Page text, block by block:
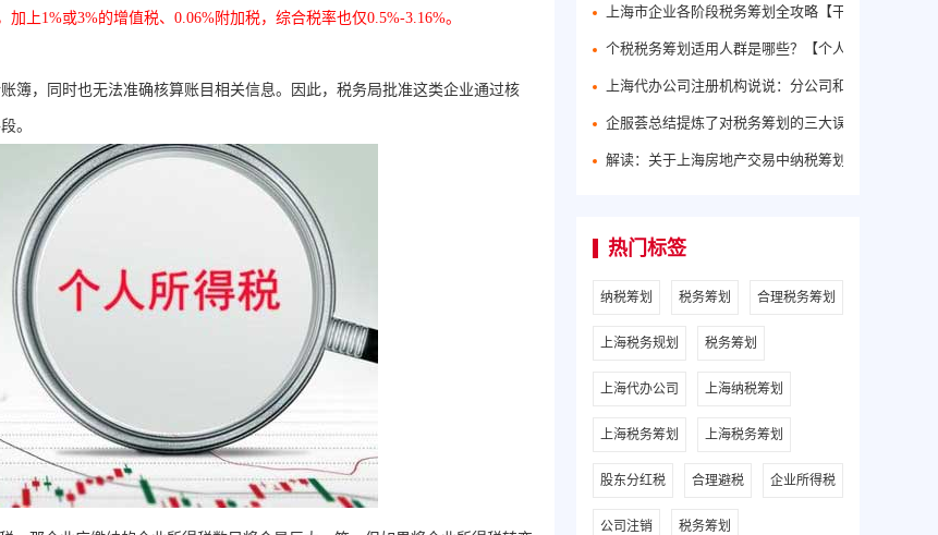
上1%或3%的增值税、0.06%附加税，综合税率也仅0.5%-3.16%。
簿，同时也无法准确核算账目相关信息。因此，税务局批准这类企业通过核
。
上海市企业各阶段税务筹划全攻略【干货分享】
个税税务筹划适用人群是哪些？【个人所得税筹划方
上海代办公司注册机构说说：分公司和子公司的区别
企服荟总结提炼了对税务筹划的三大误区
解读：关于上海房地产交易中纳税筹划问题
热门标签
纳税筹划 税务筹划 合理税务筹划
上海税务规划 税务筹划
上海代办公司 上海纳税筹划
上海税务筹划 上海税务筹划
股东分红税 合理避税 企业所得税
公司注销 税务筹划